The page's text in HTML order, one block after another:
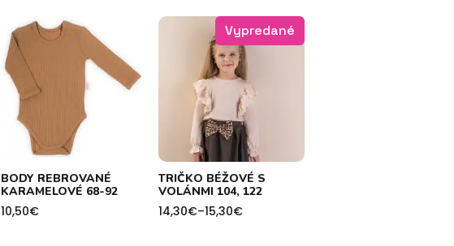
BODY REBROVANÉ
KARAMELOVÉ 68-92
10,50€
Vypredané
TRIČKO BÉŽOVÉ S
VOLÁNMI 104, 122
14,30€–15,30€
Price